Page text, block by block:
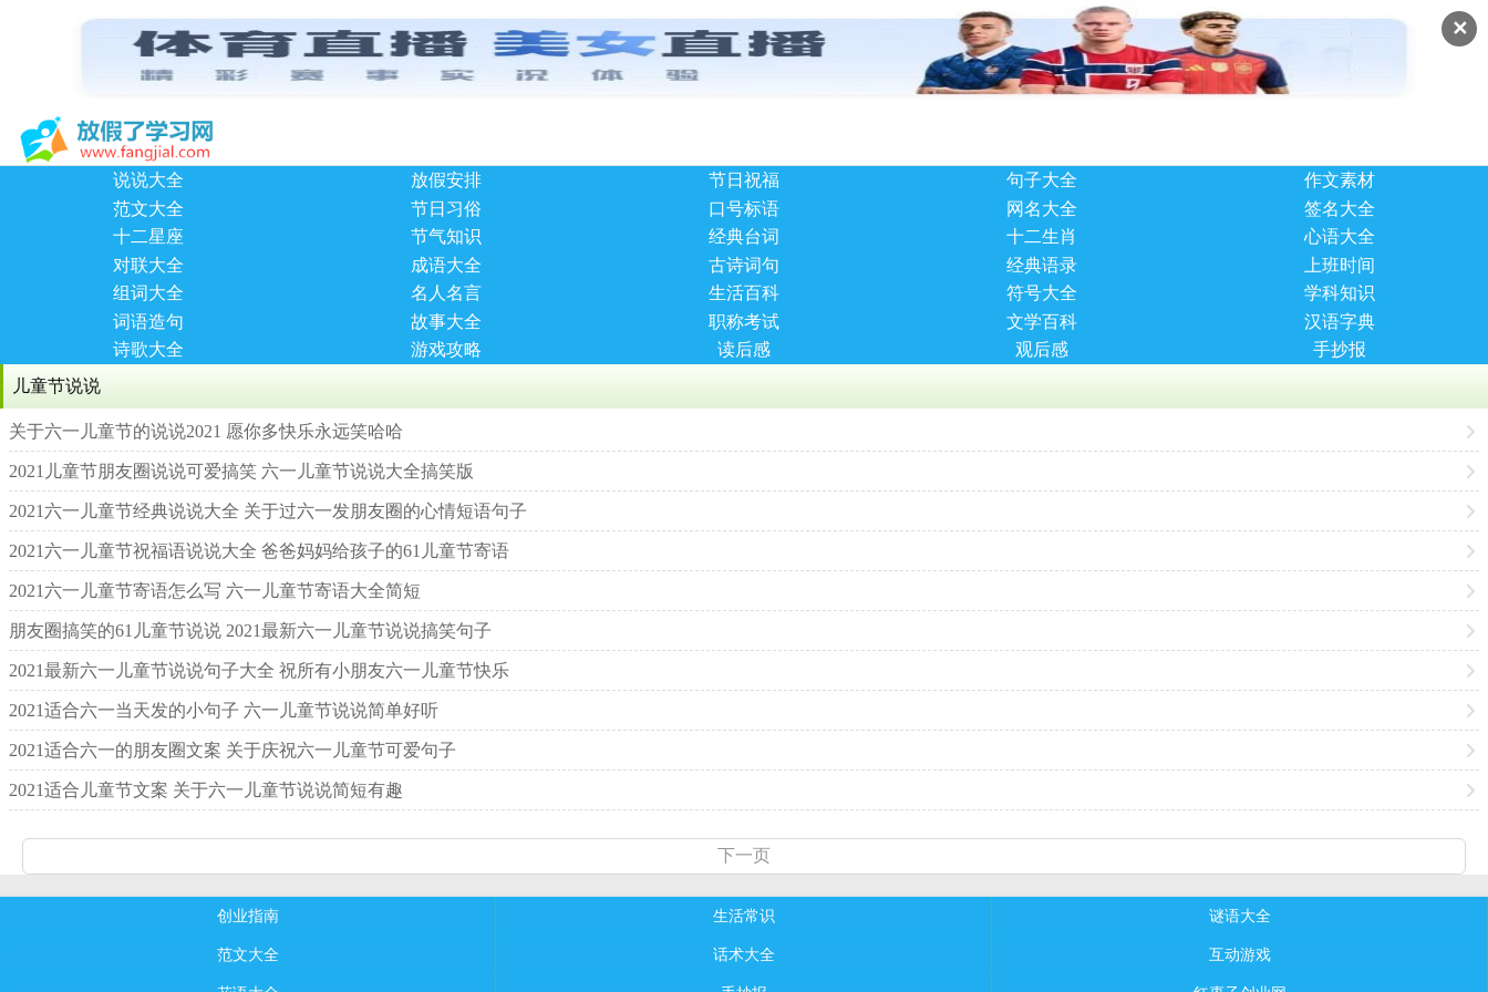
✕
说说大全 放假安排 节日祝福 句子大全
作文素材
范文大全
节日习俗 口号标语 网名大全
签名大全
十二星座
节气知识 经典台词 十二生肖
心语大全
对联大全
成语大全 古诗词句 经典语录
上班时间
组词大全
名人名言 生活百科 符号大全
学科知识
词语造句
故事大全 职称考试 文学百科
汉语字典
诗歌大全
游戏攻略 读后感 观后感
手抄报
儿童节说说
关于六一儿童节的说说2021 愿你多快乐永远笑哈哈
2021儿童节朋友圈说说可爱搞笑 六一儿童节说说大全搞笑版
2021六一儿童节经典说说大全 关于过六一发朋友圈的心情短语句子
2021六一儿童节祝福语说说大全 爸爸妈妈给孩子的61儿童节寄语
2021六一儿童节寄语怎么写 六一儿童节寄语大全简短
朋友圈搞笑的61儿童节说说 2021最新六一儿童节说说搞笑句子
2021最新六一儿童节说说句子大全 祝所有小朋友六一儿童节快乐
2021适合六一当天发的小句子 六一儿童节说说简单好听
2021适合六一的朋友圈文案 关于庆祝六一儿童节可爱句子
2021适合儿童节文案 关于六一儿童节说说简短有趣
下一页
创业指南 生活常识 谜语大全
范文大全 话术大全 互动游戏